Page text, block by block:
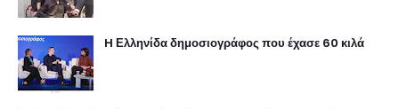
H Ελληνίδα δημοσιογράφος που έχασε 60 κιλά